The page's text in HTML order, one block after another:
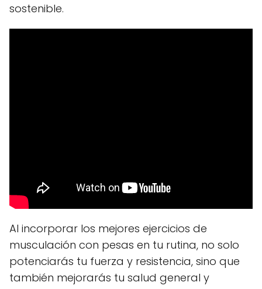
sostenible.
Al incorporar los mejores ejercicios de
musculación con pesas en tu rutina, no solo
potenciarás tu fuerza y resistencia, sino que
también mejorarás tu salud general y